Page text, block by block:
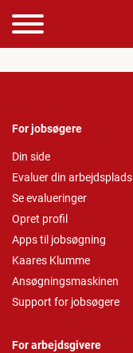
For jobsøgere
Din side
Evaluer din arbejdsplads
Se evalueringer
Opret profil
Apps til jobsøgning
Kaares Klumme
Ansøgningsmaskinen
Support for jobsøgere
For arbejdsgivere